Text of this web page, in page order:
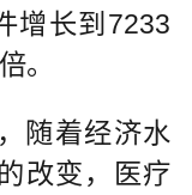
增长到7233
。
随着经济水
改变，医疗